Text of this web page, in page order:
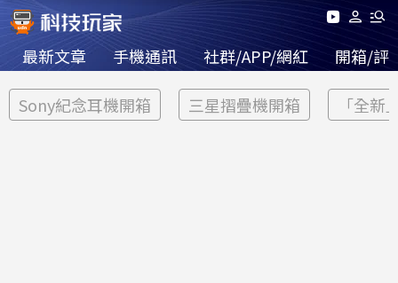
最新文章 手機通訊 社群/APP/網紅 開箱/評
Sony紀念耳機開箱 三星摺疊機開箱 「全新